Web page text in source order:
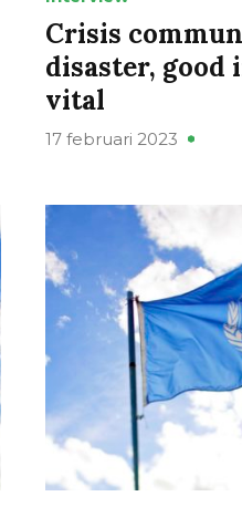
Crisis
disaster,
vital
17 februari 2023